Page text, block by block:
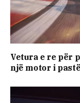
Vetura e re për
një motor i